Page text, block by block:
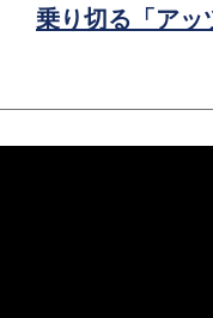
乗り切る「アッ